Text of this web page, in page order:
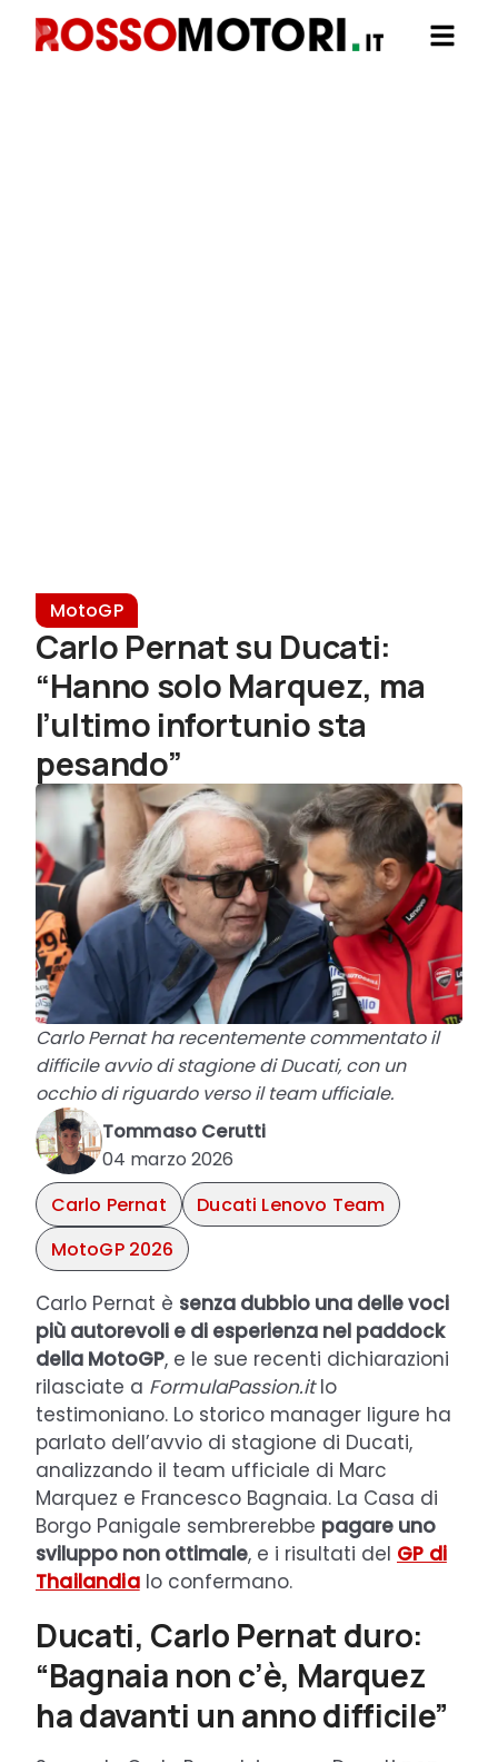
MotoGP
Carlo Pernat su Ducati:
“Hanno solo Marquez, ma
l’ultimo infortunio sta
pesando”
Carlo Pernat ha recentemente commentato il
difficile avvio di stagione di Ducati, con un
occhio di riguardo verso il team ufficiale.
Tommaso Cerutti
04 marzo 2026
Carlo Pernat
Ducati Lenovo Team
MotoGP 2026
Carlo Pernat è senza dubbio una delle voci
più autorevoli e di esperienza nel paddock
della MotoGP, e le sue recenti dichiarazioni
rilasciate a FormulaPassion.itlo
testimoniano. Lo storico manager ligure ha
parlato dell’avvio di stagione di Ducati,
analizzando il team ufficiale di Marc
Marquez e Francesco Bagnaia. La Casa di
Borgo Panigale sembrerebbe pagare uno
sviluppo non ottimale, e i risultati del GP di
Thailandialo confermano.
Ducati, Carlo Pernat duro:
“Bagnaia non c’è, Marquez
ha davanti un anno difficile”